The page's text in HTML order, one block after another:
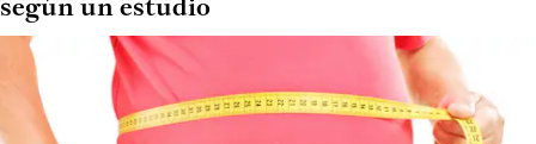
según un estudio